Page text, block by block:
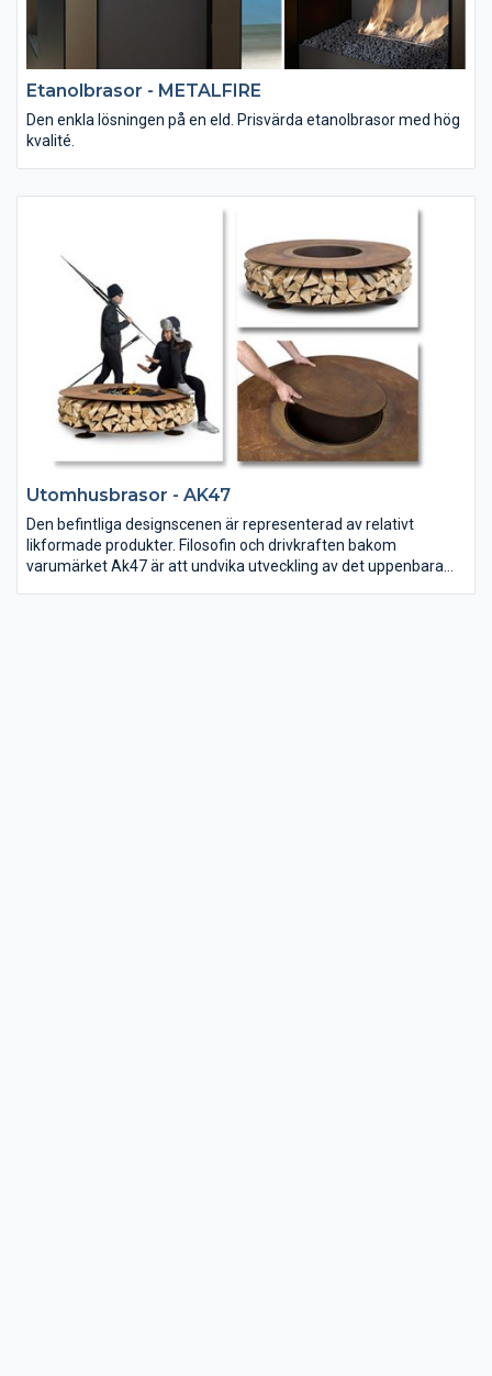
Etanolbrasor - METALFIRE
Den enkla lösningen på en eld. Prisvärda etanolbrasor med hög
kvalité.
Utomhusbrasor - AK47
Den befintliga designscenen är representerad av relativt
likformade produkter. Filosofin och drivkraften bakom
varumärket Ak47 är att undvika utveckling av det uppenbara